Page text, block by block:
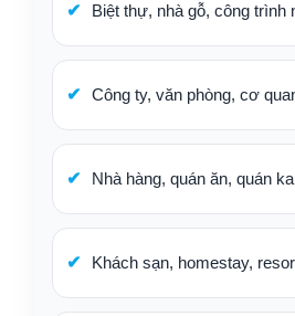
Biệt thự, nhà gỗ, công trình
Công ty, văn phòng, cơ
Nhà hàng, quán ăn, quán
Khách sạn, homestay,